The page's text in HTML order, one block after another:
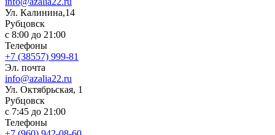
Ул. Калинина,14
Рубцовск
с 8:00 до 21:00
Телефоны
+7 (38557) 999-81
Эл. почта
info@azalia22.ru
Ул. Октябрьская, 1
Рубцовск
с 7:45 до 21:00
Телефоны